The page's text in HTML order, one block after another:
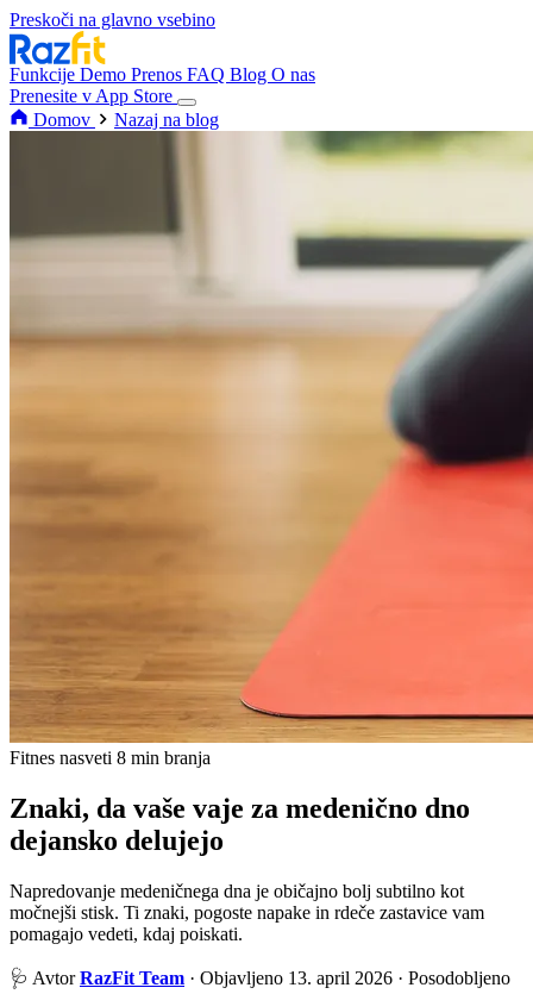
Preskoči na glavno vsebino
Funkcije Demo Prenos FAQ Blog O nas
Prenesite v App Store
Domov
Nazaj na blog
Fitnes nasveti 8 min branja
Znaki, da vaše vaje za medenično dno
dejansko delujejo
Napredovanje medeničnega dna je običajno bolj subtilno kot
močnejši stisk. Ti znaki, pogoste napake in rdeče zastavice vam
pomagajo vedeti, kdaj poiskati.
🩺 AvtorRazFit Team · Objavljeno 13. april 2026 · Posodobljeno